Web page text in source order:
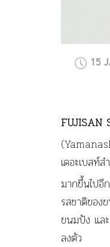
15
FUJISAN
เดอะเบสท์
มากขึ้นไปอี
รสชาติของ
ขนมปัง แล
ลงตัว